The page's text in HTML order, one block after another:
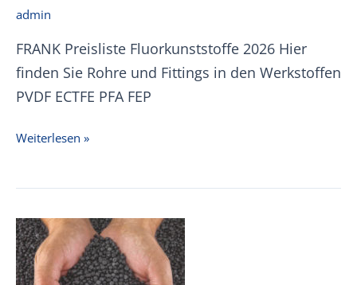
admin
FRANK Preisliste Fluorkunststoffe 2026 Hier
finden Sie Rohre und Fittings in den Werkstoffen
PVDF ECTFE PFA FEP
FRANK
Fluorkunststoffe
Weiterlesen »